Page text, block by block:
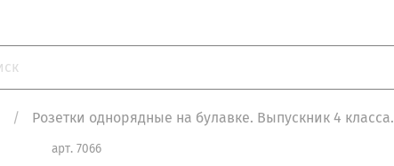
Розетки однорядные на булавке. Выпускник 4 класса.
арт.7066